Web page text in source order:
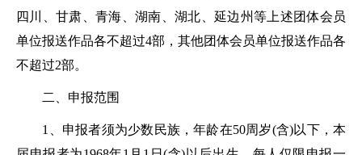
四川、甘肃、青海、湖南、湖北、延边州等上述团体会员
单位报送作品各不超过4部，其他团体会员单位报送作品各
不超过2部。
二、申报范围
1、申报者须为少数民族，年龄在50周岁(含)以下，本